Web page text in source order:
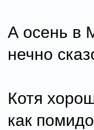
А осень в
нечно
Котя
как